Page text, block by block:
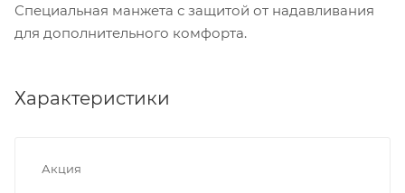
Специальная манжета с защитой от надавливания
для дополнительного комфорта.
Характеристики
Акция